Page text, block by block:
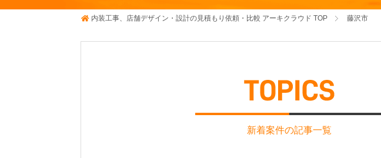
内装工事、店舗デザイン・設計の見積もり依頼・比較 アーキクラウド TOP 藤沢市
新着案件の記事一覧